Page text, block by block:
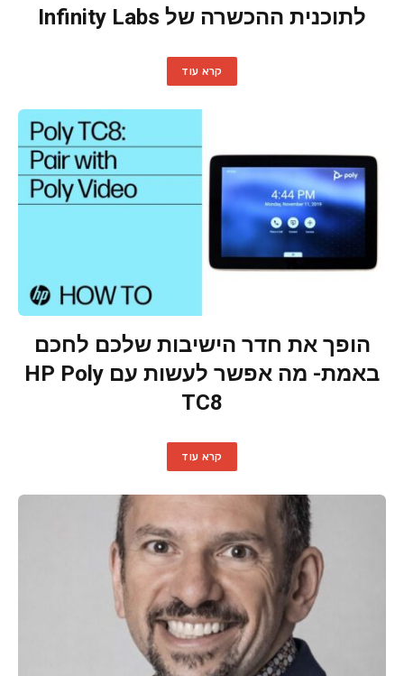
לתוכנית ההכשרה של Infinity Labs
קרא עוד
הופך את חדר הישיבות שלכם לחכם
באמת- מה אפשר לעשות עם HP Poly
TC8
קרא עוד